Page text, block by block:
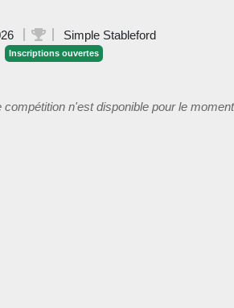
Simple Stableford
Inscriptions ouvertes
n'est disponible pour le